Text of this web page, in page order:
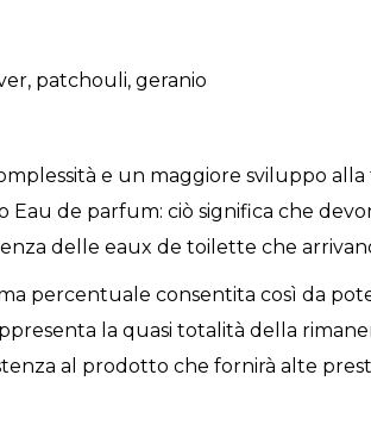
patchouli, geranio
e un maggiore sviluppo
Eau de parfum: ciò significa che
delle eaux de toilette che
percentuale consentita così da
la quasi totalità della
al prodotto che fornirà alte